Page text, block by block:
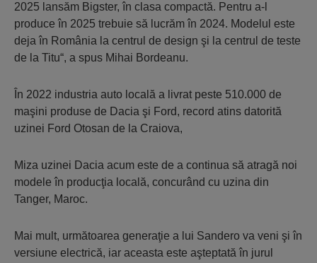
2025 lansăm Bigster, în clasa compactă. Pentru a-l
produce în 2025 trebuie să lucrăm în 2024. Modelul este
deja în România la centrul de design şi la centrul de teste
de la Titu“, a spus Mihai Bordeanu.
În 2022 industria auto locală a livrat peste 510.000 de
maşini produse de Dacia şi Ford, record atins datorită
uzinei Ford Otosan de la Craiova,
Miza uzinei Dacia acum este de a continua să atragă noi
modele în producţia locală, concurând cu uzina din
Tanger, Maroc.
Mai mult, următoarea generaţie a lui Sandero va veni şi în
versiune electrică, iar aceasta este aşteptată în jurul